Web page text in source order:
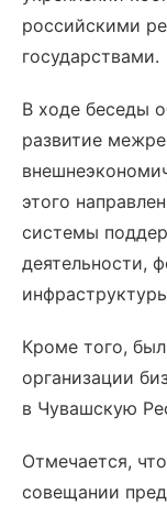
российскими
государствами.
В ходе беседы
развитие
этого
системы
деятельности,
Кроме того,
организации
в Чувашскую
Отмечается,
совещании